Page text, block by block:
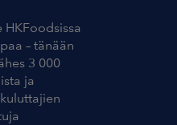
– tänään
3 000
ja